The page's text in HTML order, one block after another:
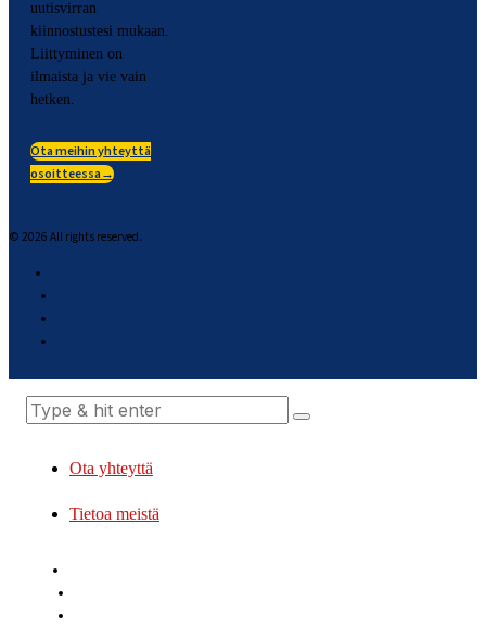
uutisvirran
kiinnostustesi mukaan.
Liittyminen on
ilmaista ja vie vain
hetken.
Ota meihin yhteyttä
osoitteessa→
© 2026 All rights reserved.
Ota yhteyttä
Tietoa meistä